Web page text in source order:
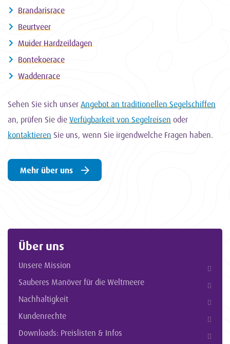
Brandarisrace
Beurtveer
Muider Hardzeildagen
Bontekoerace
Waddenrace
Sehen Sie sich unser Angebot an traditionellen Segelschiffen
an, prüfen Sie die Verfügbarkeit von Segelreisen oder
kontaktieren Sie uns, wenn Sie irgendwelche Fragen haben.
Mehr über uns
Über uns
Unsere Mission
Sauberes Manöver für die Weltmeere
Nachhaltigkeit
Kundenrechte
Downloads: Preislisten & Infos